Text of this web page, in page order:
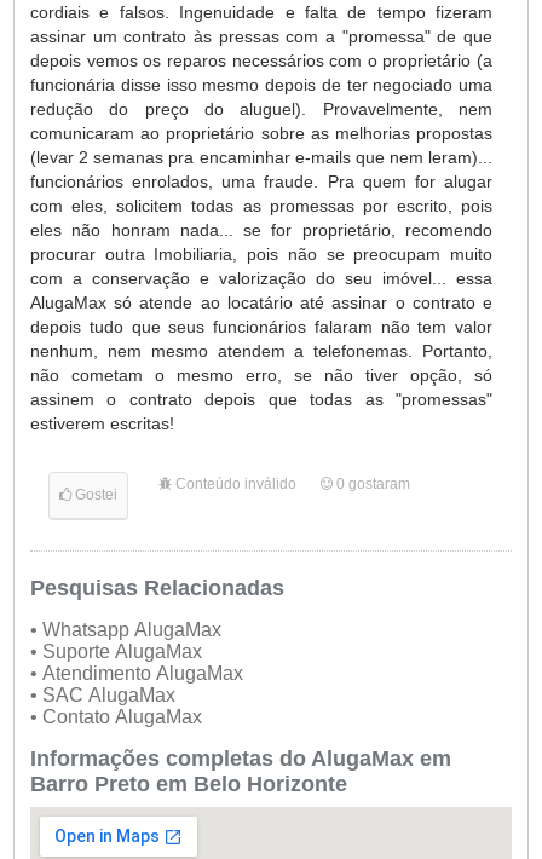
cordiais e falsos. Ingenuidade e falta de tempo fizeram
assinar um contrato às pressas com a "promessa" de que
depois vemos os reparos necessários com o proprietário (a
funcionária disse isso mesmo depois de ter negociado uma
redução do preço do aluguel). Provavelmente, nem
comunicaram ao proprietário sobre as melhorias propostas
(levar 2 semanas pra encaminhar e-mails que nem leram)...
funcionários enrolados, uma fraude. Pra quem for alugar
com eles, solicitem todas as promessas por escrito, pois
eles não honram nada... se for proprietário, recomendo
procurar outra Imobiliaria, pois não se preocupam muito
com a conservação e valorização do seu imóvel... essa
AlugaMax só atende ao locatário até assinar o contrato e
depois tudo que seus funcionários falaram não tem valor
nenhum, nem mesmo atendem a telefonemas. Portanto,
não cometam o mesmo erro, se não tiver opção, só
assinem o contrato depois que todas as "promessas"
estiverem escritas!
Gostei
Conteúdo inválido 0 gostaram
Pesquisas Relacionadas
• Whatsapp AlugaMax
• Suporte AlugaMax
• Atendimento AlugaMax
• SAC AlugaMax
• Contato AlugaMax
Informações completas do AlugaMax em
Barro Preto em Belo Horizonte